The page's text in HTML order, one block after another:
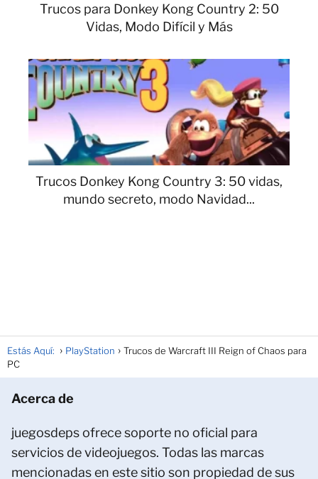
Trucos para Donkey Kong Country 2: 50
Vidas, Modo Difícil y Más
Trucos Donkey Kong Country 3: 50 vidas,
mundo secreto, modo Navidad...
Estás Aquí: PlayStation
Trucos de Warcraft III Reign of Chaos para
PC
Acerca de
juegosdeps ofrece soporte no oficial para
servicios de videojuegos. Todas las marcas
mencionadas en este sitio son propiedad de sus